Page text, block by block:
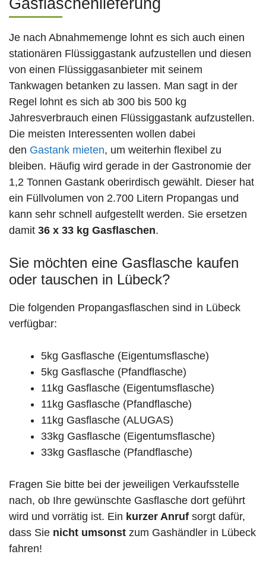
Gasflaschenlieferung
Je nach Abnahmemenge lohnt es sich auch einen
stationären Flüssiggastank aufzustellen und diesen
von einen Flüssiggasanbieter mit seinem
Tankwagen betanken zu lassen. Man sagt in der
Regel lohnt es sich ab 300 bis 500 kg
Jahresverbrauch einen Flüssiggastank aufzustellen.
Die meisten Interessenten wollen dabei
den Gastank mieten, um weiterhin flexibel zu
bleiben. Häufig wird gerade in der Gastronomie der
1,2 Tonnen Gastank oberirdisch gewählt. Dieser hat
ein Füllvolumen von 2.700 Litern Propangas und
kann sehr schnell aufgestellt werden. Sie ersetzen
damit 36 x 33 kg Gasflaschen.
Sie möchten eine Gasflasche kaufen
oder tauschen in Lübeck?
Die folgenden Propangasflaschen sind in Lübeck
verfügbar:
5kg Gasflasche (Eigentumsflasche)
5kg Gasflasche (Pfandflasche)
11kg Gasflasche (Eigentumsflasche)
11kg Gasflasche (Pfandflasche)
11kg Gasflasche (ALUGAS)
33kg Gasflasche (Eigentumsflasche)
33kg Gasflasche (Pfandflasche)
Fragen Sie bitte bei der jeweiligen Verkaufsstelle
nach, ob Ihre gewünschte Gasflasche dort geführt
wird und vorrätig ist. Ein kurzer Anruf sorgt dafür,
dass Sie nicht umsonst zum Gashändler in Lübeck
fahren!